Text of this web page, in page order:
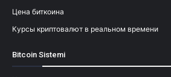
Цена биткоина
Курсы криптовалют в реальном времени
Bitcoin Sistemi